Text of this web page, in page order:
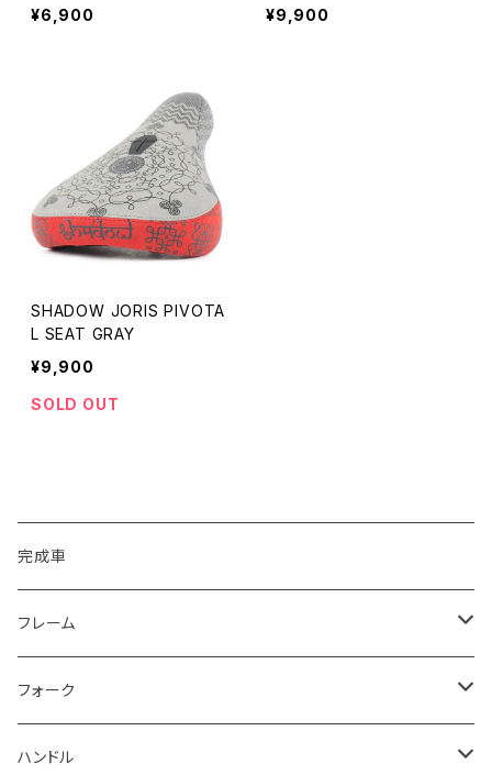
¥6,900
¥9,900
SHADOW JORIS PIVOTA
L SEAT GRAY
¥9,900
SOLD OUT
完成車
フレーム
16”/18”
20”
フォーク
12~16”
ハンドル